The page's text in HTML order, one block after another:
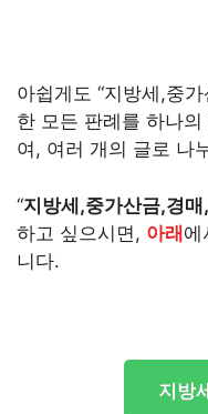
아쉽게도 “지방세,중
한 모든 판례를 하나
여, 여러 개의 글로 나
“지방세,중가산금,경
하고 싶으시면, 아래에
니다.
지방